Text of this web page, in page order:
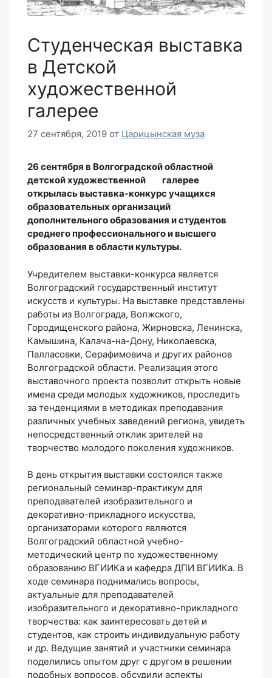
Студенческая выставка
в Детской
художественной
галерее
27 сентября, 2019 от Царицынская муза
26 сентября в Волгоградской областной
детской художественной галерее
открылась выставка-конкурс учащихся
образовательных организаций
дополнительного образования и студентов
среднего профессионального и высшего
образования в области культуры.
Учредителем выставки-конкурса является
Волгоградский государственный институт
искусств и культуры. На выставке представлены
работы из Волгограда, Волжского,
Городищенского района, Жирновска, Ленинска,
Камышина, Калача-на-Дону, Николаевска,
Палласовки, Серафимовича и других районов
Волгоградской области. Реализация этого
выставочного проекта позволит открыть новые
имена среди молодых художников, проследить
за тенденциями в методиках преподавания
различных учебных заведений региона, увидеть
непосредственный отклик зрителей на
творчество молодого поколения художников.
В день открытия выставки состоялся также
региональный семинар-практикум для
преподавателей изобразительного и
декоративно-прикладного искусства,
организаторами которого являются
Волгоградский областной учебно-
методический центр по художественному
образованию ВГИИКа и кафедра ДПИ ВГИИКа. В
ходе семинара поднимались вопросы,
актуальные для преподавателей
изобразительного и декоративно-прикладного
творчества: как заинтересовать детей и
студентов, как строить индивидуальную работу
и др. Ведущие занятий и участники семинара
поделились опытом друг с другом в решении
подобных вопросов, обсудили аспекты